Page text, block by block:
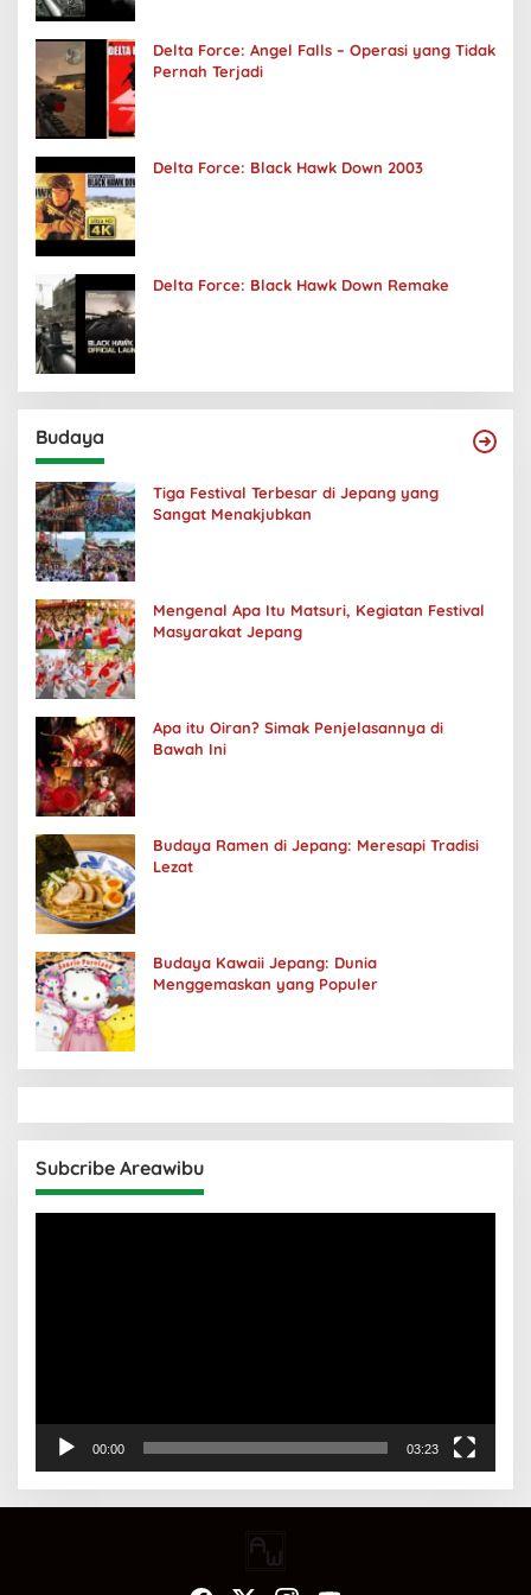
Delta Force: Angel Falls – Operasi yang Tidak
Pernah Terjadi
Delta Force: Black Hawk Down 2003
Delta Force: Black Hawk Down Remake
Budaya
Tiga Festival Terbesar di Jepang yang
Sangat Menakjubkan
Mengenal Apa Itu Matsuri, Kegiatan Festival
Masyarakat Jepang
Apa itu Oiran? Simak Penjelasannya di
Bawah Ini
Budaya Ramen di Jepang: Meresapi Tradisi
Lezat
Budaya Kawaii Jepang: Dunia
Menggemaskan yang Populer
Subcribe Areawibu
00:00 03:23